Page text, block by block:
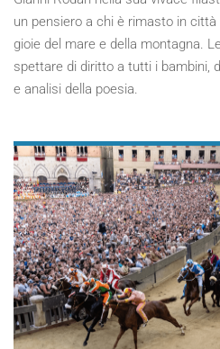
un pensiero a chi è rimasto in
gioie del mare e della montagna.
spettare di diritto a tutti i bambini,
e analisi della poesia.